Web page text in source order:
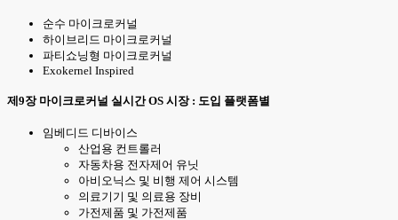
순수 마이크로커널
하이브리드 마이크로커널
파티쇼닝형 마이크로커널
Exokernel Inspired
제9장 마이크로커널 실시간 OS 시장 : 도입 플랫폼별
임베디드 디바이스
산업용 컨트롤러
자동차용 전자제어 유닛
아비오닉스 및 비행 제어 시스템
의료기기 및 의료용 장비
가전제품 및 가전제품